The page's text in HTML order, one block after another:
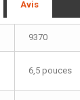
Avis
9370
6,5 pouces